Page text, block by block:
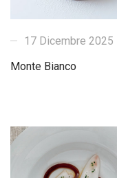
17 Dicembre 2025
Monte Bianco